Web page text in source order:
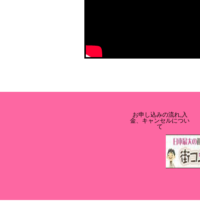
お申し込みの流れ,入
金、キャンセルについ
て